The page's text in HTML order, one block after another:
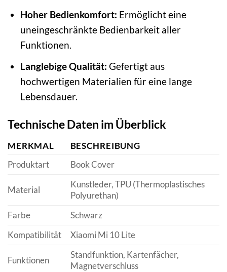
Hoher Bedienkomfort: Ermöglicht eine
uneingeschränkte Bedienbarkeit aller
Funktionen.
Langlebige Qualität: Gefertigt aus
hochwertigen Materialien für eine lange
Lebensdauer.
Technische Daten im Überblick
MERKMAL
BESCHREIBUNG
Produktart
Book Cover
Material
Kunstleder, TPU (Thermoplastisches
Polyurethan)
Farbe
Schwarz
Kompatibilität
Xiaomi Mi 10 Lite
Funktionen
Standfunktion, Kartenfächer,
Magnetverschluss